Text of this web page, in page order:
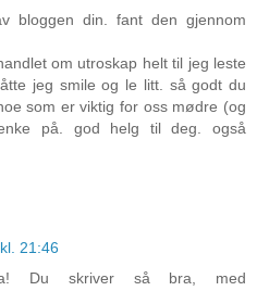
bloggen din. fant den gjennom
om utroskap helt til jeg leste
jeg smile og le litt. så godt du
som er viktig for oss mødre (og
på. god helg til deg. også
21:46
Du skriver så bra, med